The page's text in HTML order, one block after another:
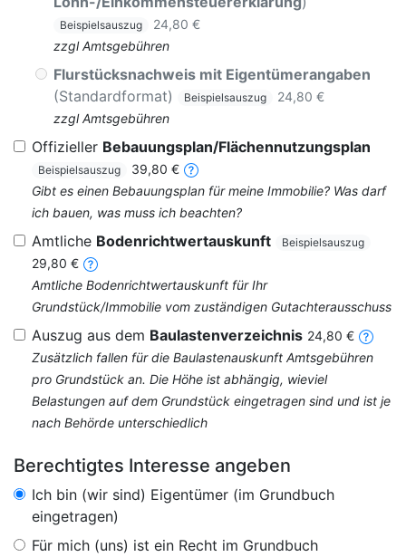
Beispielsauszug
24,80 €
zzgl Amtsgebühren
Flurstücksnachweis mit Eigentümerangaben
(Standardformat)
Beispielsauszug
24,80 €
zzgl Amtsgebühren
Offizieller Bebauungsplan/Flächennutzungsplan
Beispielsauszug
39,80 €
Gibt es einen Bebauungsplan für meine Immobilie? Was darf
ich bauen, was muss ich beachten?
Amtliche Bodenrichtwertauskunft Beispielsauszug
29,80 €
Amtliche Bodenrichtwertauskunft für Ihr
Grundstück/Immobilie vom zuständigen Gutachterausschuss
Auszug aus dem Baulastenverzeichnis 24,80 €
Zusätzlich fallen für die Baulastenauskunft Amtsgebühren
pro Grundstück an. Die Höhe ist abhängig, wieviel
Belastungen auf dem Grundstück eingetragen sind und ist je
nach Behörde unterschiedlich
Berechtigtes Interesse angeben
Ich bin (wir sind) Eigentümer (im Grundbuch
eingetragen)
Für mich (uns) ist ein Recht im Grundbuch